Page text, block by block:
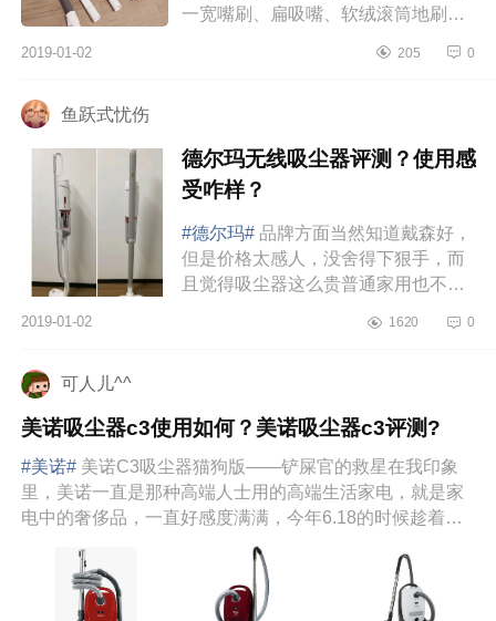
一宽嘴刷、扁吸嘴、软绒滚筒地刷、
螨两大功能！价格也很便宜，不到...
2019-01-02 205 0
鱼跃式忧伤
德尔玛无线吸尘器评测？使用感
受咋样？
#德尔玛# 品牌方面当然知道戴森好，
但是价格太感人，没舍得下狠手，而
且觉得吸尘器这么贵普通家用也不
的。家里的吸尘器用得还算挺多的，
2019-01-02 1620 0
可人儿^^
美诺吸尘器c3使用如何？美诺吸尘器c3评测?
#美诺# 美诺C3吸尘器猫狗版――铲屎官的救星在我印象
里，美诺一直是那种高端人士用的高端生活家电，就是家
电中的奢侈品，一直好感度满满，今年6.18的时候趁着活